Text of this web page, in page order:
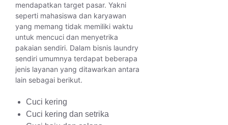
mendapatkan target pasar. Yakni
seperti mahasiswa dan karyawan
yang memang tidak memiliki waktu
untuk mencuci dan menyetrika
pakaian sendiri. Dalam bisnis laundry
sendiri umumnya terdapat beberapa
jenis layanan yang ditawarkan antara
lain sebagai berikut.
Cuci kering
Cuci kering dan setrika